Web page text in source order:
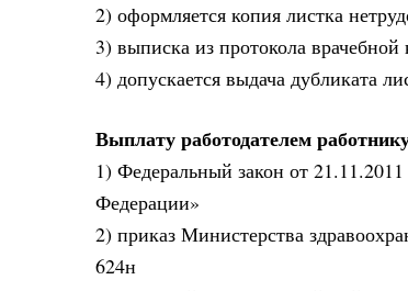
2) оформляется копия листка
3) выписка из протокола врачебной
4) допускается выдача дубликата
Выплату работодателем
1) Федеральный закон от
Федерации»
2) приказ Министерства
624н